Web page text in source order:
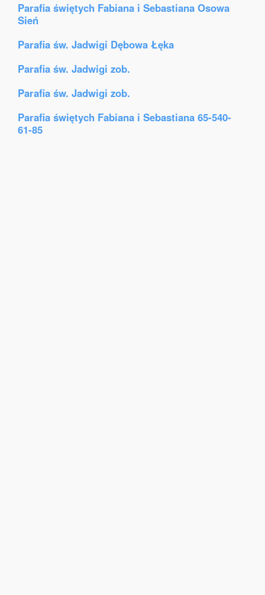
Parafia świętych Fabiana i Sebastiana Osowa
Sień
Parafia św. Jadwigi Dębowa Łęka
Parafia św. Jadwigi zob.
Parafia św. Jadwigi zob.
Parafia świętych Fabiana i Sebastiana 65-540-
61-85